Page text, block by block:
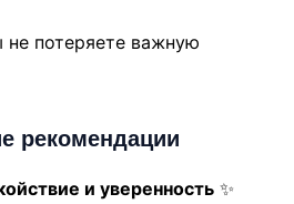
не потеряете важную
рекомендации
и уверенность✨